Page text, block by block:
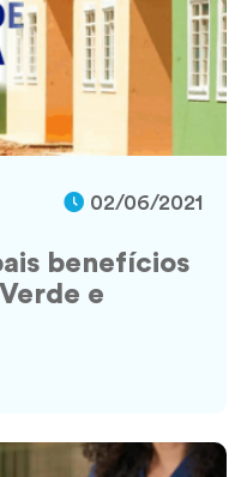
02/06/2021
benefícios
e